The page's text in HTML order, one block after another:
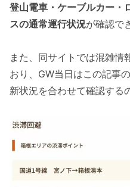
登山電車・ケーブルカー・
スの通常運行状況が確認で
また、同サイトでは混雑情
おり、GW当日はこの記事
新状況を合わせて確認する